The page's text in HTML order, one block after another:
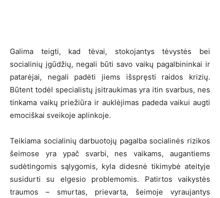
Galima teigti, kad tėvai, stokojantys tėvystės bei
socialinių įgūdžių, negali būti savo vaikų pagalbininkai ir
patarėjai, negali padėti jiems išspręsti raidos krizių.
Būtent todėl specialistų įsitraukimas yra itin svarbus, nes
tinkama vaikų priežiūra ir auklėjimas padeda vaikui augti
emociškai sveikoje aplinkoje.
Teikiama socialinių darbuotojų pagalba socialinės rizikos
šeimose yra ypač svarbi, nes vaikams, augantiems
sudėtingomis sąlygomis, kyla didesnė tikimybė ateityje
susidurti su elgesio problemomis. Patirtos vaikystės
traumos – smurtas, prievarta, šeimoje vyraujantys